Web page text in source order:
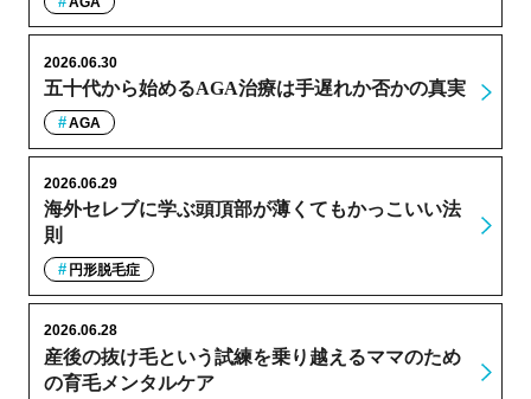
五十代から始めるAGA治療は手遅れか否かの真実
2026.06.30
AGA
海外セレブに学ぶ頭頂部が薄くてもかっこいい法
則
2026.06.29
円形脱毛症
産後の抜け毛という試練を乗り越えるママのため
の育毛メンタルケア
2026.06.28